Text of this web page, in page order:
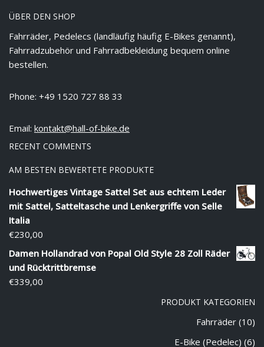
ÜBER DEN SHOP
Fahrräder, Pedelecs (landläufig häufig E-Bikes genannt),
Fahrradzubehör und Fahrradbekleidung bequem online
bestellen.
Phone: +49 1520 727 88 33
Email: kontakt@hall-of-bike.de
RECENT COMMENTS
AM BESTEN BEWERTETE PRODUKTE
Hochwertiges Vintage Sattel Set aus echtem Leder
mit Sattel, Satteltasche und Lenkergriffe von Selle
Italia
€230,00
Damen Hollandrad von Popal Old Style 28 Zoll Räder
und Rücktrittbremse
€339,00
PRODUKT KATEGORIEN
Fahrräder (10)
E-Bike (Pedelec) (6)